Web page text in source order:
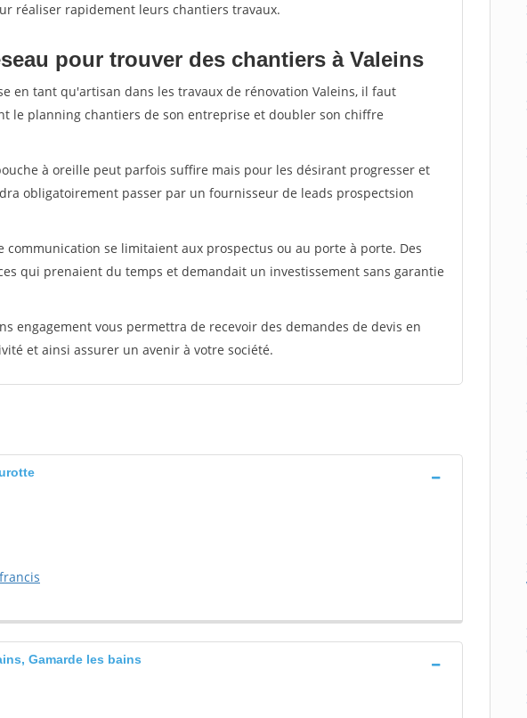
réaliser rapidement leurs chantiers travaux.
pour trouver des chantiers à Valeins
en tant qu'artisan dans les travaux de rénovation Valeins, il faut
le planning chantiers de son entreprise et doubler son chiffre
à oreille peut parfois suffire mais pour les désirant progresser et
obligatoirement passer par un fournisseur de leads prospectsion
communication se limitaient aux prospectus ou au porte à porte. Des
qui prenaient du temps et demandait un investissement sans garantie
engagement vous permettra de recevoir des demandes de devis en
et ainsi assurer un avenir à votre société.
Gamarde les bains